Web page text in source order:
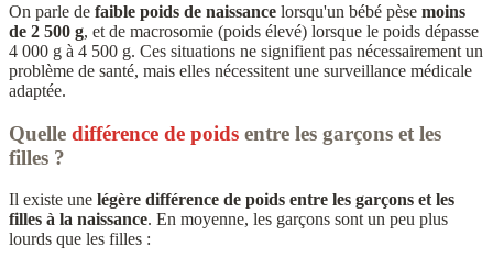
On parle de faible poids de naissance lorsqu'un bébé pèse moins
de 2 500 g, et de macrosomie (poids élevé) lorsque le poids dépasse
4 000 g à 4 500 g. Ces situations ne signifient pas nécessairement un
problème de santé, mais elles nécessitent une surveillance médicale
adaptée.
Quelle différence de poids entre les garçons et les
filles ?
Il existe une légère différence de poids entre les garçons et les
filles à la naissance. En moyenne, les garçons sont un peu plus
lourds que les filles :